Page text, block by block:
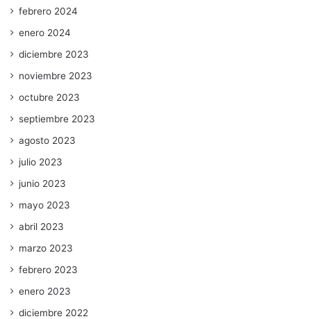
febrero 2024
enero 2024
diciembre 2023
noviembre 2023
octubre 2023
septiembre 2023
agosto 2023
julio 2023
junio 2023
mayo 2023
abril 2023
marzo 2023
febrero 2023
enero 2023
diciembre 2022